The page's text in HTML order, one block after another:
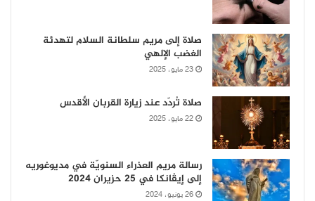
صلاة إلى مريم سلطانة السلام لتهدئة
الغضب الإلهي
23 مايو، 2025
صلاة تُردّد عند زيارة القربان الأقدس
22 مايو، 2025
رسالة مريم العذراء السنويّة في مديوغوريه
إلى إيڤانكا في 25 حزيران 2024
26 يونيو، 2024